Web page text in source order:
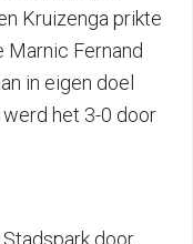
Kruizenga prikte
Marnic Fernand
in eigen doel
het 3-0 door